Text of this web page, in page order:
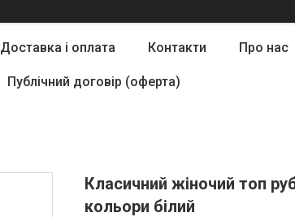
Доставка і оплата Контакти Про нас
Публічний договір (оферта)
Класичний жіночий топ
кольори білий